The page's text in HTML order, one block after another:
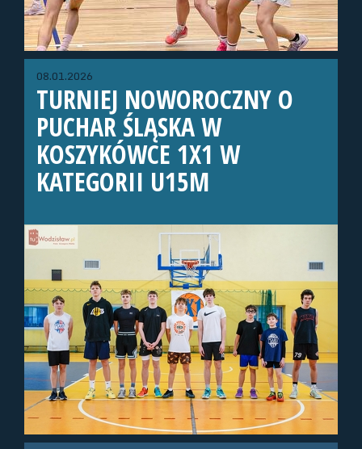
08.01.2026
TURNIEJ NOWOROCZNY O
PUCHAR ŚLĄSKA W
KOSZYKÓWCE 1X1 W
KATEGORII U15M